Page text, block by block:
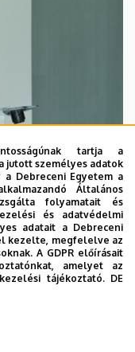
ALAPÍTVÁNY
tartja a
jutott személyes adatok
Debreceni Egyetem a
Általános
folyamatait és
és adatvédelmi
adatait a Debreceni
kezelte, megfelelve az
A GDPR előírásait
amelyet az
tájékoztató. DE